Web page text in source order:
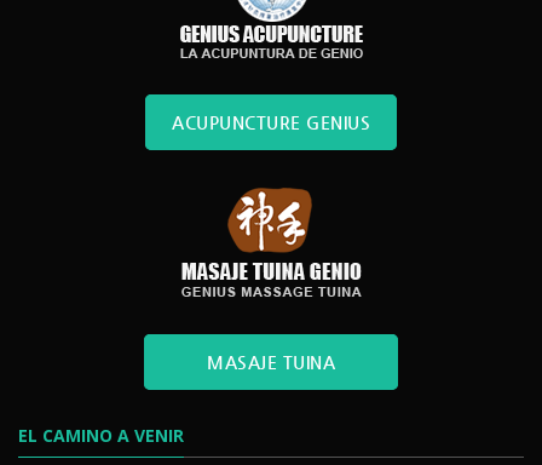
ACUPUNCTURE GENIUS
MASAJE TUINA
EL CAMINO A VENIR